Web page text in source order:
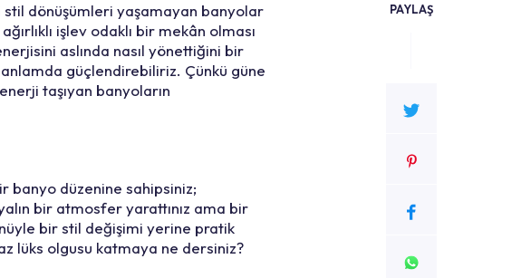
stil dönüşümleri yaşamayan banyolar
işlev odaklı bir mekân olması
aslında nasıl yönettiğini bir
güçlendirebiliriz. Çünkü güne
taşıyan banyoların
banyo düzenine sahipsiniz;
bir atmosfer yarattınız ama bir
bir stil değişimi yerine pratik
lüks olgusu katmaya ne dersiniz?
PAYLAŞ